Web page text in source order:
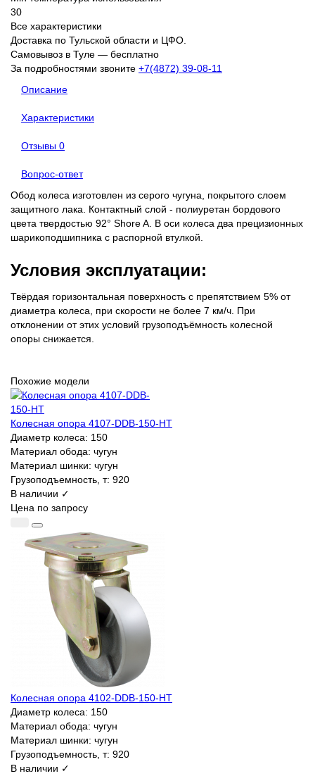
30
Все характеристики
Доставка по Тульской области и ЦФО.
Самовывоз в Туле — бесплатно
За подробностями звоните +7(4872) 39-08-11
Описание
Характеристики
Отзывы 0
Вопрос-ответ
Обод колеса изготовлен из серого чугуна, покрытого слоем
защитного лака. Контактный слой - полиуретан бордового
цвета твердостью 92° Shore A. В оси колеса два прецизионных
шарикоподшипника с распорной втулкой.
Условия эксплуатации:
Твёрдая горизонтальная поверхность с препятствием 5% от
диаметра колеса, при скорости не более 7 км/ч. При
отклонении от этих условий грузоподъёмность колесной
опоры снижается.
Похожие модели
Колесная опора 4107-DDB-150-HT
Диаметр колеса: 150
Материал обода: чугун
Материал шинки: чугун
Грузоподъемность, т: 920
В наличии ✓
Цена по запросу
Колесная опора 4102-DDB-150-HT
Диаметр колеса: 150
Материал обода: чугун
Материал шинки: чугун
Грузоподъемность, т: 920
В наличии ✓